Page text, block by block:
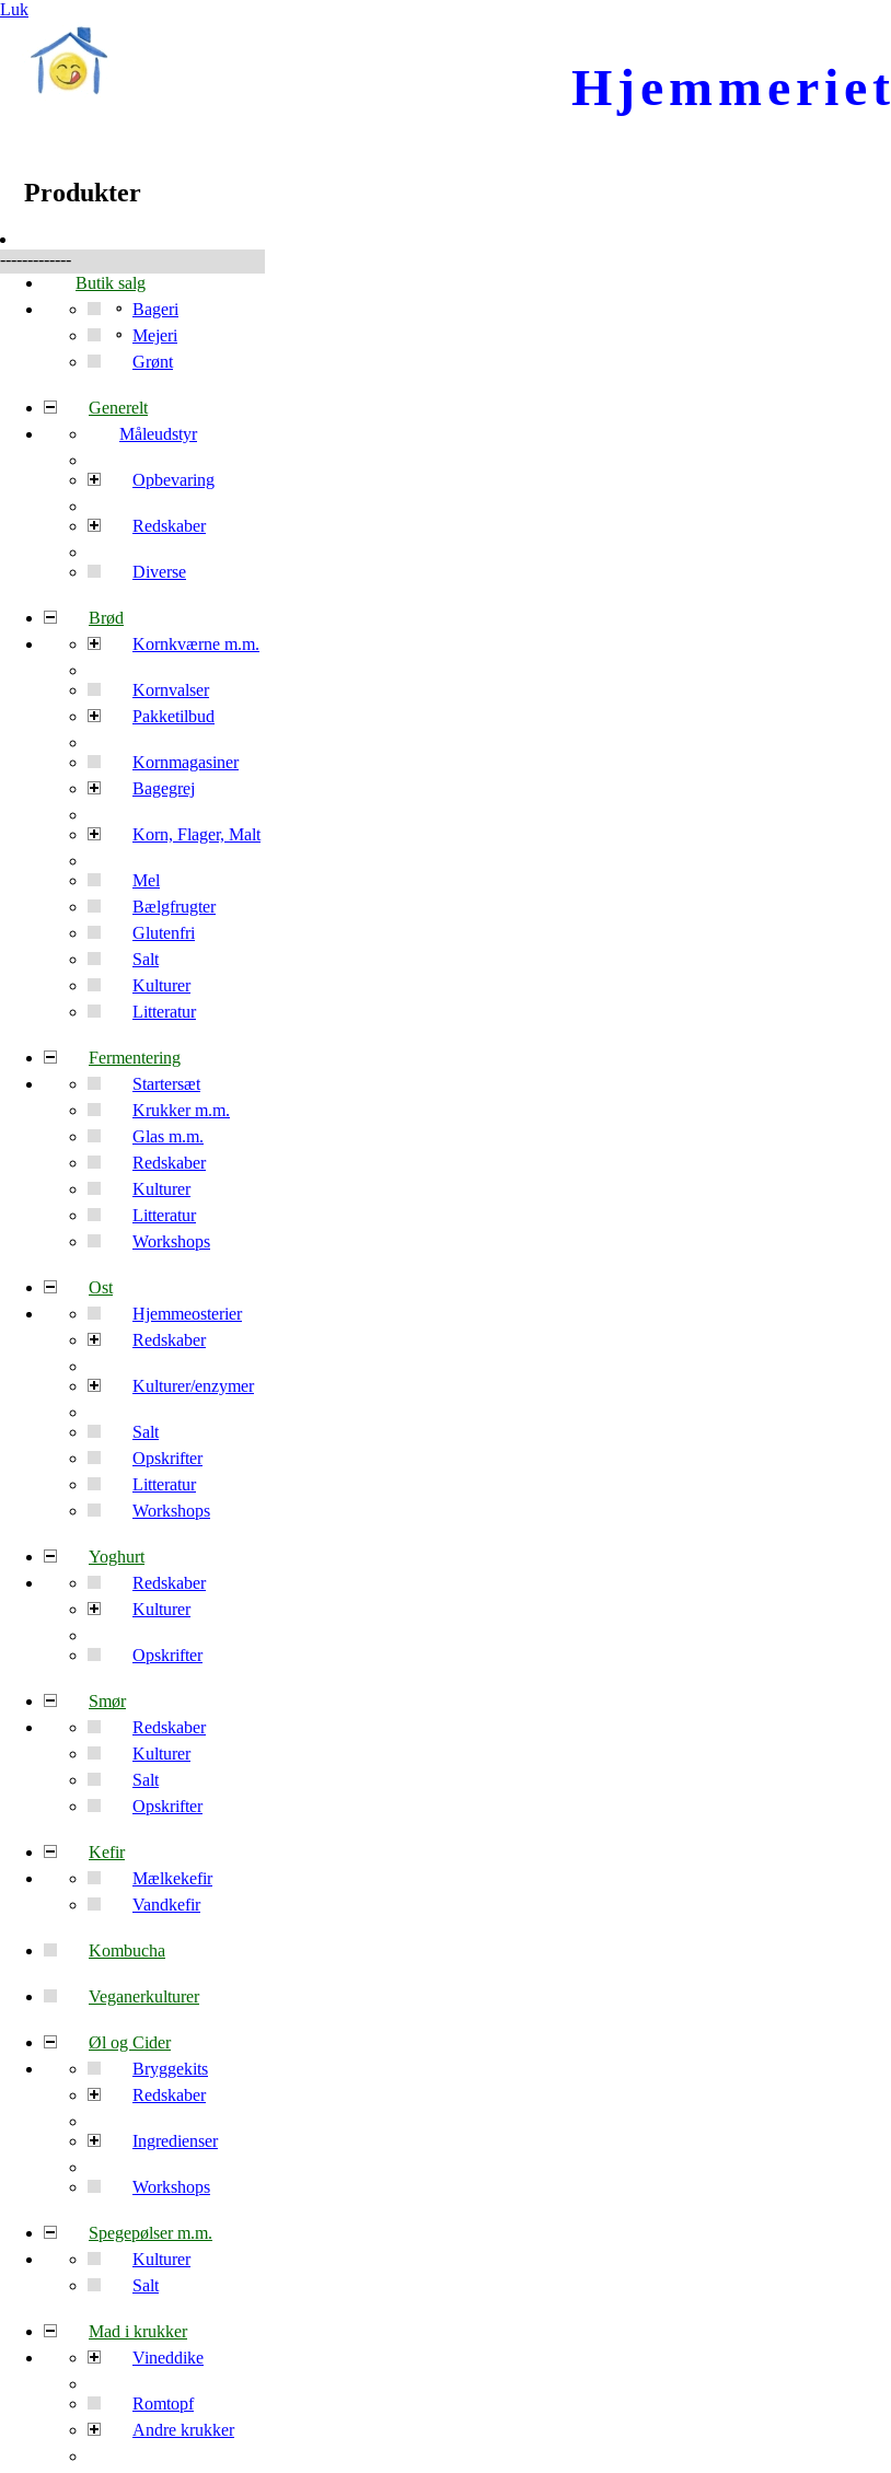
Luk
Hjemmeriet
Produkter
-------------
Butik salg
Bageri
Mejeri
Grønt
Generelt
Måleudstyr
Opbevaring
Redskaber
Diverse
Brød
Kornkværne m.m.
Kornvalser
Pakketilbud
Kornmagasiner
Bagegrej
Korn, Flager, Malt
Mel
Bælgfrugter
Glutenfri
Salt
Kulturer
Litteratur
Fermentering
Startersæt
Krukker m.m.
Glas m.m.
Redskaber
Kulturer
Litteratur
Workshops
Ost
Hjemmeosterier
Redskaber
Kulturer/enzymer
Salt
Opskrifter
Litteratur
Workshops
Yoghurt
Redskaber
Kulturer
Opskrifter
Smør
Redskaber
Kulturer
Salt
Opskrifter
Kefir
Mælkekefir
Vandkefir
Kombucha
Veganerkulturer
Øl og Cider
Bryggekits
Redskaber
Ingredienser
Workshops
Spegepølser m.m.
Kulturer
Salt
Mad i krukker
Vineddike
Romtopf
Andre krukker